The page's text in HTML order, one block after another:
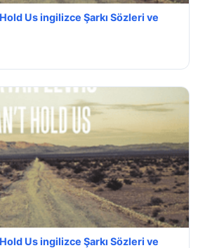
Us ingilizce Şarkı Sözleri ve
Us ingilizce Şarkı Sözleri ve